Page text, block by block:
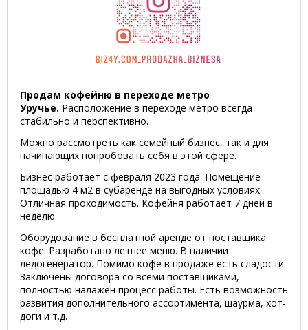
Продам кофейню в переходе метро
Уручье. Расположение в переходе метро всегда
стабильно и перспективно.
Можно рассмотреть как семейный бизнес, так и для
начинающих попробовать себя в этой сфере.
Бизнес работает с февраля 2023 года. Помещение
площадью 4 м2 в субаренде на выгодных условиях.
Отличная проходимость. Кофейня работает 7 дней в
неделю.
Оборудование в бесплатной аренде от поставщика
кофе. Разработано летнее меню. В наличии
ледогенератор. Помимо кофе в продаже есть сладости.
Заключены договора со всеми поставщиками,
полностью налажен процесс работы. Есть возможность
развития дополнительного ассортимента, шаурма, хот-
доги и т.д.